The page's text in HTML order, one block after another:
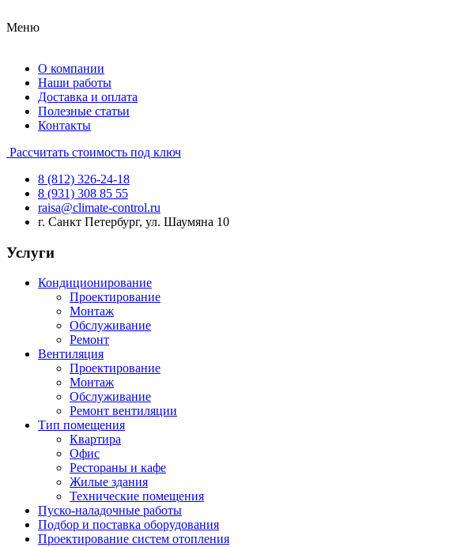
Меню
О компании
Наши работы
Доставка и оплата
Полезные статьи
Контакты
Рассчитать стоимость под ключ
8 (812) 326-24-18
8 (931) 308 85 55
raisa@climate-control.ru
г. Санкт Петербург, ул. Шаумяна 10
Услуги
Кондиционирование
Проектирование
Монтаж
Обслуживание
Ремонт
Вентиляция
Проектирование
Монтаж
Обслуживание
Ремонт вентиляции
Тип помещения
Квартира
Офис
Рестораны и кафе
Жилые здания
Технические помещения
Пуско-наладочные работы
Подбор и поставка оборудования
Проектирование систем отопления